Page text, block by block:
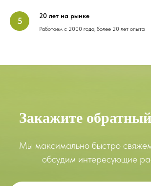
20 лет на рынке
Работаем с 2000 года, более 20 лет опыта
Закажите
Мы максимально быстро
обсудим интересующие